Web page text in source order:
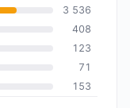
3 536
408
123
71
153